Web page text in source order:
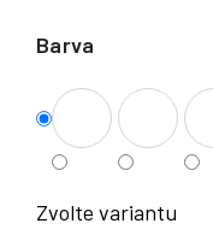
Barva
Zvolte variantu